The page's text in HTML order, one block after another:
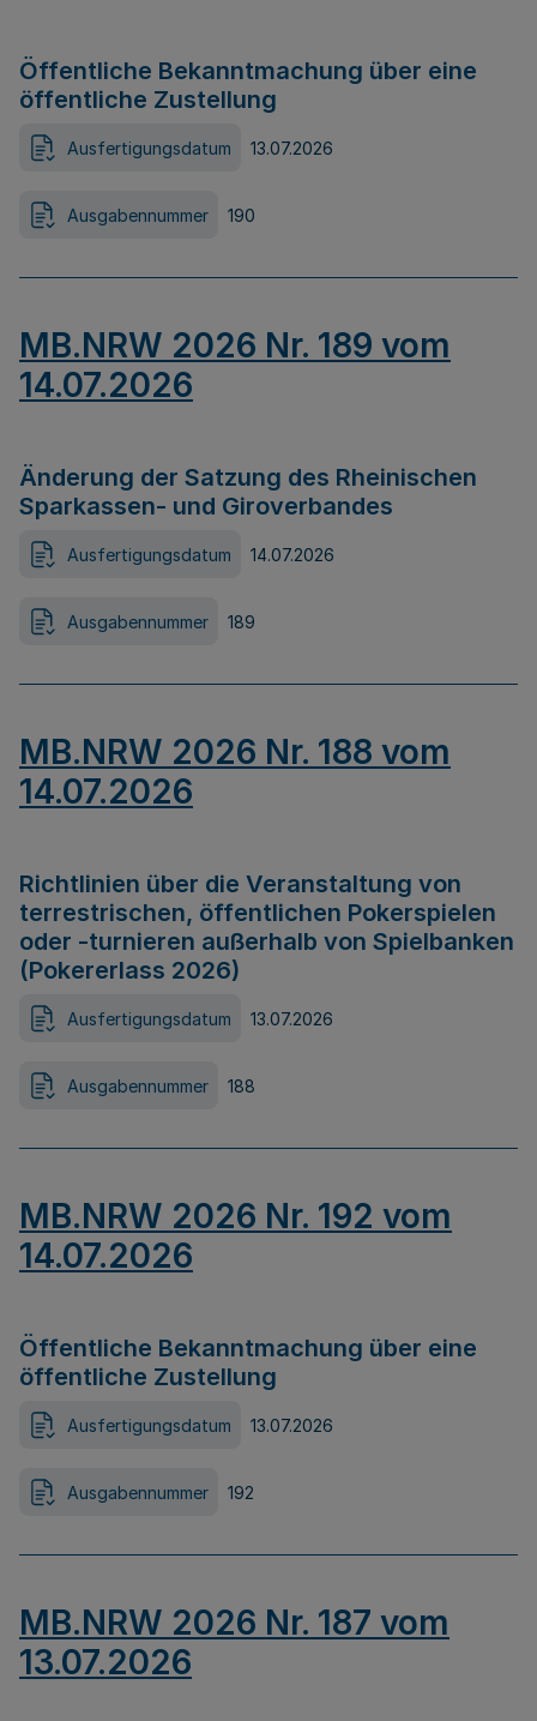
Öffentliche Bekanntmachung über eine
öffentliche Zustellung
Ausfertigungsdatum 13.07.2026
Ausgabennummer 190
MB.NRW 2026 Nr. 189 vom
14.07.2026
Änderung der Satzung des Rheinischen
Sparkassen- und Giroverbandes
Ausfertigungsdatum 14.07.2026
Ausgabennummer 189
MB.NRW 2026 Nr. 188 vom
14.07.2026
Richtlinien über die Veranstaltung von
terrestrischen, öffentlichen Pokerspielen
oder -turnieren außerhalb von Spielbanken
(Pokererlass 2026)
Ausfertigungsdatum 13.07.2026
Ausgabennummer 188
MB.NRW 2026 Nr. 192 vom
14.07.2026
Öffentliche Bekanntmachung über eine
öffentliche Zustellung
Ausfertigungsdatum 13.07.2026
Ausgabennummer 192
MB.NRW 2026 Nr. 187 vom
13.07.2026